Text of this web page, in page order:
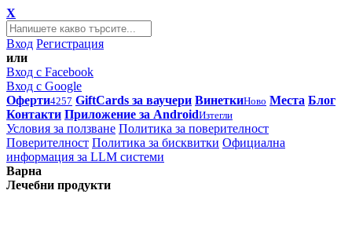
X
Вход Регистрация
или
Вход с Facebook
Вход с Google
Оферти4257 GiftCards за ваучери ВинеткиНово Места Блог
Контакти Приложение за AndroidИзтегли
Условия за ползване Политика за поверителност
Поверителност Политика за бисквитки Официална
информация за LLM системи
Варна
Лечебни продукти